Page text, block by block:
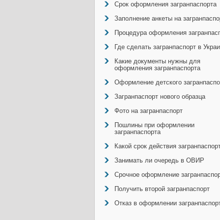
Срок оформления загранпаспорта
Заполнение анкеты на
Процедура оформления
Где сделать загранпаспорт в
Какие документы нужны для
оформления загранпаспорта
Оформление детского
Загранпаспорт нового образца
Фото на загранпаспорт
Пошлины при оформлении
загранпаспорта
Какой срок действия
Занимать ли очередь в ОВИР
Срочное оформление
Получить второй загранпаспорт
Отказ в оформлении